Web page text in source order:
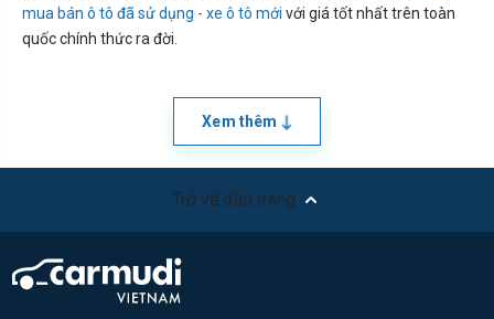
mua bán ô tô đã sử dụng - xe ô tô mới với giá tốt nhất trên toàn
quốc chính thức ra đời.
Xem thêm
Trở về đầu trang